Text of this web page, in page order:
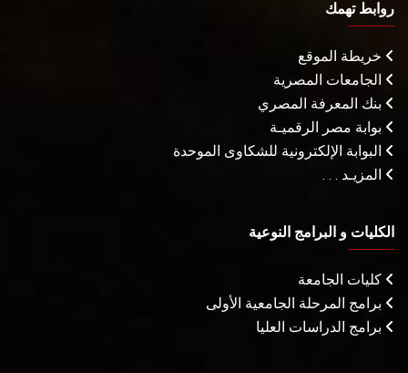
روابط تهمك
خريطة الموقع
الجامعات المصرية
بنك المعرفة المصري
بوابة مصر الرقميـة
البوابة الإلكترونية للشكاوى الموحدة
المزيـد . . .
الكليات و البرامج النوعية
كليات الجامعة
برامج المرحلة الجامعية الأولى
برامج الدراسات العليا